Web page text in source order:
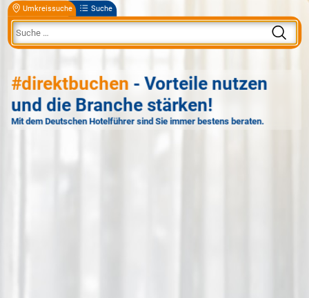
Umkreissuche Suche
#direktbuchen - Vorteile nutzen
und die Branche stärken!
Mit dem Deutschen Hotelführer sind Sie immer bestens beraten.